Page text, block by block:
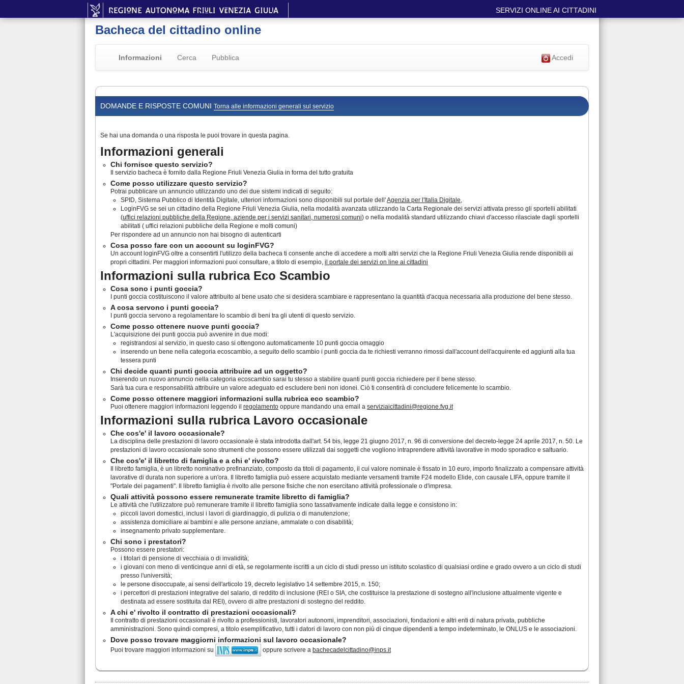
SERVIZI ONLINE AI CITTADINI
Bacheca del cittadino online
Informazioni Cerca Pubblica Accedi
DOMANDE E RISPOSTE COMUNI Torna alle informazioni generali sul servizio
Se hai una domanda o una risposta le puoi trovare in questa pagina.
Informazioni generali
Chi fornisce questo servizio?
Il servizio bacheca è fornito dalla Regione Friuli Venezia Giulia in forma del tutto gratuita
Come posso utilizzare questo servizio?
Potrai pubblicare un annuncio utilizzando uno dei due sistemi indicati di seguito:
SPID, Sistema Pubblico di Identità Digitale, ulteriori informazioni sono disponibili sul portale dell'Agenzia per l'Italia Digitale,
LoginFVG se sei un cittadino della Regione Friuli Venezia Giulia, nella modalità avanzata utilizzando la Carta Regionale dei servizi attivata presso gli sportelli abilitati
(uffici relazioni pubbliche della Regione, aziende per i servizi sanitari, numerosi comuni) o nella modalità standard utilizzando chiavi d'accesso rilasciate dagli sportelli
abilitati ( uffici relazioni pubbliche della Regione e molti comuni)
Per rispondere ad un annuncio non hai bisogno di autenticarti
Cosa posso fare con un account su loginFVG?
Un account loginFVG oltre a consentirti l'utilizzo della bacheca ti consente anche di accedere a molti altri servizi che la Regione Friuli Venezia Giulia rende disponibili ai
propri cittadini. Per maggiori informazioni puoi consultare, a titolo di esempio, il portale dei servizi on line ai cittadini
Informazioni sulla rubrica Eco Scambio
Cosa sono i punti goccia?
I punti goccia costituiscono il valore attribuito al bene usato che si desidera scambiare e rappresentano la quantità d'acqua necessaria alla produzione del bene stesso.
A cosa servono i punti goccia?
I punti goccia servono a regolamentare lo scambio di beni tra gli utenti di questo servizio.
Come posso ottenere nuove punti goccia?
L'acquisizione dei punti goccia può avvenire in due modi:
registrandosi al servizio, in questo caso si ottengono automaticamente 10 punti goccia omaggio
inserendo un bene nella categoria ecoscambio, a seguito dello scambio i punti goccia da te richiesti verranno rimossi dall'account dell'acquirente ed aggiunti alla tua
tessera punti
Chi decide quanti punti goccia attribuire ad un oggetto?
Inserendo un nuovo annuncio nella categoria ecoscambio sarai tu stesso a stabilire quanti punti goccia richiedere per il bene stesso.
Sarà tua cura e responsabilità attribuire un valore adeguato ed escludere beni non idonei. Ciò ti consentirà di concludere felicemente lo scambio.
Come posso ottenere maggiori informazioni sulla rubrica eco scambio?
Puoi ottenere maggiori informazioni leggendo il regolamento oppure mandando una email a serviziaicittadini@regione.fvg.it
Informazioni sulla rubrica Lavoro occasionale
Che cos'e' il lavoro occasionale?
La disciplina delle prestazioni di lavoro occasionale è stata introdotta dall'art. 54 bis, legge 21 giugno 2017, n. 96 di conversione del decreto-legge 24 aprile 2017, n. 50. Le
prestazioni di lavoro occasionale sono strumenti che possono essere utilizzati dai soggetti che vogliono intraprendere attività lavorative in modo sporadico e saltuario.
Che cos'e' il libretto di famiglia e a chi e' rivolto?
Il libretto famiglia, è un libretto nominativo prefinanziato, composto da titoli di pagamento, il cui valore nominale è fissato in 10 euro, importo finalizzato a compensare attività
lavorative di durata non superiore a un'ora. Il libretto famiglia può essere acquistato mediante versamenti tramite F24 modello Elide, con causale LIFA, oppure tramite il
"Portale dei pagamenti". Il libretto famiglia è rivolto alle persone fisiche che non esercitano attività professionale o d'impresa.
Quali attività possono essere remunerate tramite libretto di famiglia?
Le attività che l'utilizzatore può remunerare tramite il libretto famiglia sono tassativamente indicate dalla legge e consistono in:
piccoli lavori domestici, inclusi i lavori di giardinaggio, di pulizia o di manutenzione;
assistenza domiciliare ai bambini e alle persone anziane, ammalate o con disabilità;
insegnamento privato supplementare.
Chi sono i prestatori?
Possono essere prestatori:
i titolari di pensione di vecchiaia o di invalidità;
i giovani con meno di venticinque anni di età, se regolarmente iscritti a un ciclo di studi presso un istituto scolastico di qualsiasi ordine e grado ovvero a un ciclo di studi
presso l'università;
le persone disoccupate, ai sensi dell'articolo 19, decreto legislativo 14 settembre 2015, n. 150;
i percettori di prestazioni integrative del salario, di reddito di inclusione (REI o SIA, che costituisce la prestazione di sostegno all'inclusione attualmente vigente e
destinata ad essere sostituita dal REI), ovvero di altre prestazioni di sostegno del reddito.
A chi e' rivolto il contratto di prestazioni occasionali?
Il contratto di prestazioni occasionali è rivolto a professionisti, lavoratori autonomi, imprenditori, associazioni, fondazioni e altri enti di natura privata, pubbliche
amministrazioni. Sono quindi compresi, a titolo esemplificativo, tutti i datori di lavoro con non più di cinque dipendenti a tempo indeterminato, le ONLUS e le associazioni.
Dove posso trovare maggiorni informazioni sul lavoro occasionale?
Puoi trovare maggiori informazioni su oppure scrivere a bachecadelcittadino@inps.it